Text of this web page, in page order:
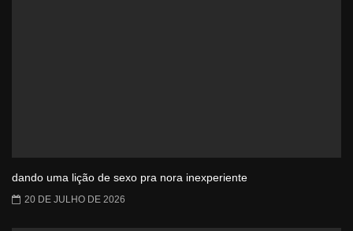
dando uma lição de sexo pra nora inexperiente
20 DE JULHO DE 2026